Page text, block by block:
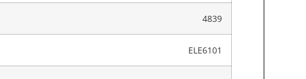
4839
ELE6101